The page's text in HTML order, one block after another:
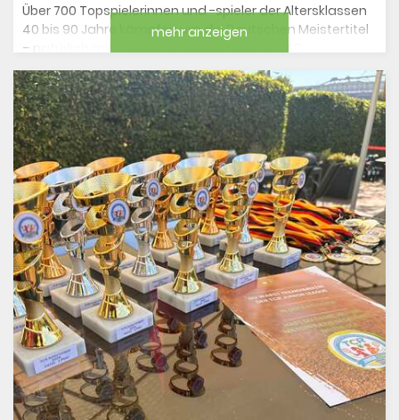
Über 700 Topspielerinnen und -spieler der Altersklassen
40 bis 90 Jahre kämpfen um die Deutschen Meistertitel
– natürlich mit sportlicher Beteiligung des TC
Rheinstadion. Bei bestem Sommerwetter gingen 6
SpielerInnen aus unseren Mannschaften an den Start.
Hier die Resultate:
Vize-Meisterin Damen 45:Anke Stirken gegen Imke
Küsgen (TC Kasierswerth) 1:6, 0:6
Vize-Meister Mixed 70:Chrismie Fehrmannmit P.
Schatz gegen J. Ackermann, E. Peruzzo (Bad
Oeynhausen/Bonn) 1:6, 1:6
Deutsche Meisterin Damen 70: Jutta Bökmanngegen
Ariane Lauenburg (SV Zehlendorfer Wespen 1911)
2:6,6:3,10:8
Jutta konnte die Hitzeschlacht im entscheidenden
Matchtiebreak für sich entscheiden und sich somit den
Titel sichern.
Euch einen herzlichen Glückwunsch und toll, dass Ihr
unseren Verein nach außen so erfolgreich präsentieren
konntet!
mehr anzeigen